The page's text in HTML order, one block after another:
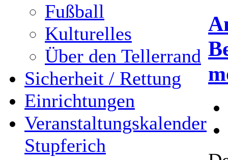
Fußball
Kulturelles
Über den Tellerrand
Sicherheit / Rettung
Einrichtungen
Veranstaltungskalender
Stupferich